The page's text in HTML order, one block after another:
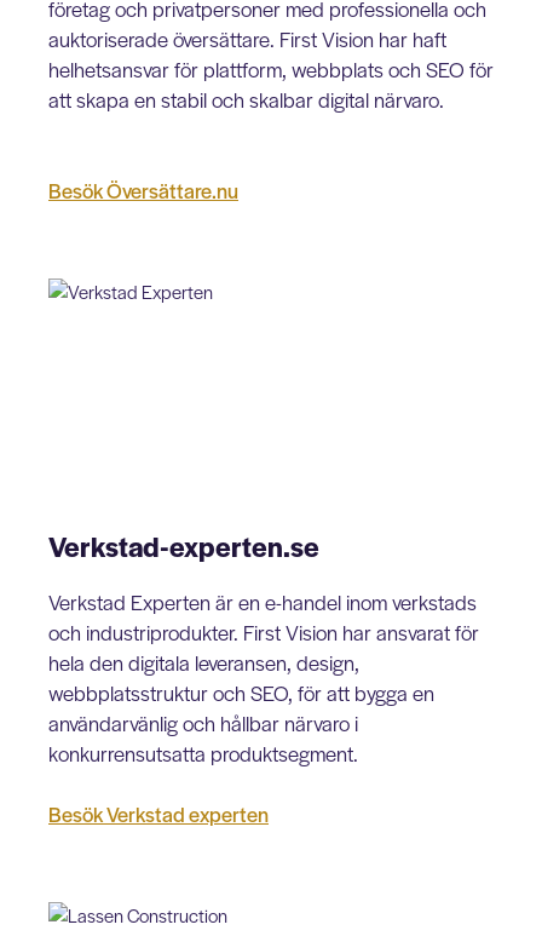
företag och privatpersoner med professionella och
auktoriserade översättare. First Vision har haft
helhetsansvar för plattform, webbplats och SEO för
att skapa en stabil och skalbar digital närvaro.
Besök Översättare.nu
Verkstad-experten.se
Verkstad Experten är en e-handel inom verkstads
och industriprodukter. First Vision har ansvarat för
hela den digitala leveransen, design,
webbplatsstruktur och SEO, för att bygga en
användarvänlig och hållbar närvaro i
konkurrensutsatta produktsegment.
Besök Verkstad experten